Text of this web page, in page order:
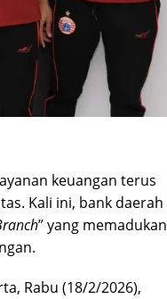
keuangan terus
Kali ini, bank daerah
” yang memadukan
Rabu (18/2/2026),